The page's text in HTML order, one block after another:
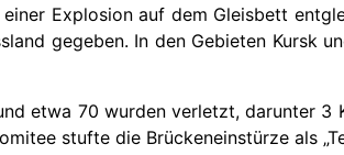
Explosion auf dem Gleisbett
gegeben. In den Gebieten Kursk
etwa 70 wurden verletzt, darunter 3
stufte die Brückeneinstürze als